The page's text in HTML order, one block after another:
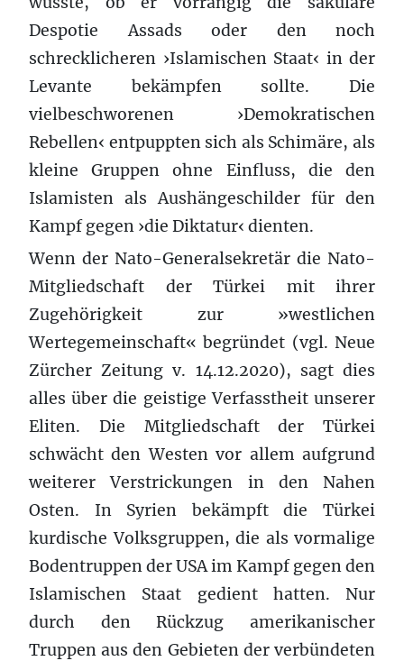
Despotie Assads oder den noch
schrecklicheren ›Islamischen Staat‹ in der
Levante bekämpfen sollte. Die
vielbeschworenen ›Demokratischen
Rebellen‹ entpuppten sich als Schimäre, als
kleine Gruppen ohne Einfluss, die den
Islamisten als Aushängeschilder für den
Kampf gegen ›die Diktatur‹ dienten.
Wenn der Nato-Generalsekretär die Nato-
Mitgliedschaft der Türkei mit ihrer
Zugehörigkeit zur »westlichen
Wertegemeinschaft« begründet (vgl. Neue
Zürcher Zeitung v. 14.12.2020), sagt dies
alles über die geistige Verfasstheit unserer
Eliten. Die Mitgliedschaft der Türkei
schwächt den Westen vor allem aufgrund
weiterer Verstrickungen in den Nahen
Osten. In Syrien bekämpft die Türkei
kurdische Volksgruppen, die als vormalige
Bodentruppen der USA im Kampf gegen den
Islamischen Staat gedient hatten. Nur
durch den Rückzug amerikanischer
Truppen aus den Gebieten der verbündeten